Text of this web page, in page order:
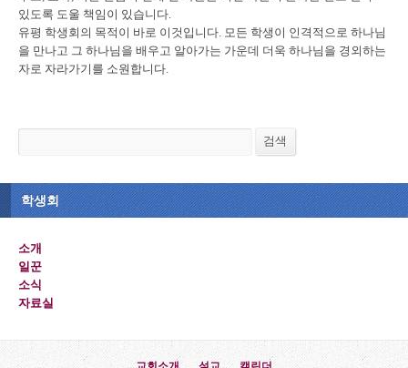
있도록 도울 책임이 있습니다.
유평 학생회의 목적이 바로 이것입니다. 모든 학생이 인격적으로 하나님
을 만나고 그 하나님을 배우고 알아가는 가운데 더욱 하나님을 경외하는
자로 자라가기를 소원합니다.
검색
학생회
소개
일꾼
소식
자료실